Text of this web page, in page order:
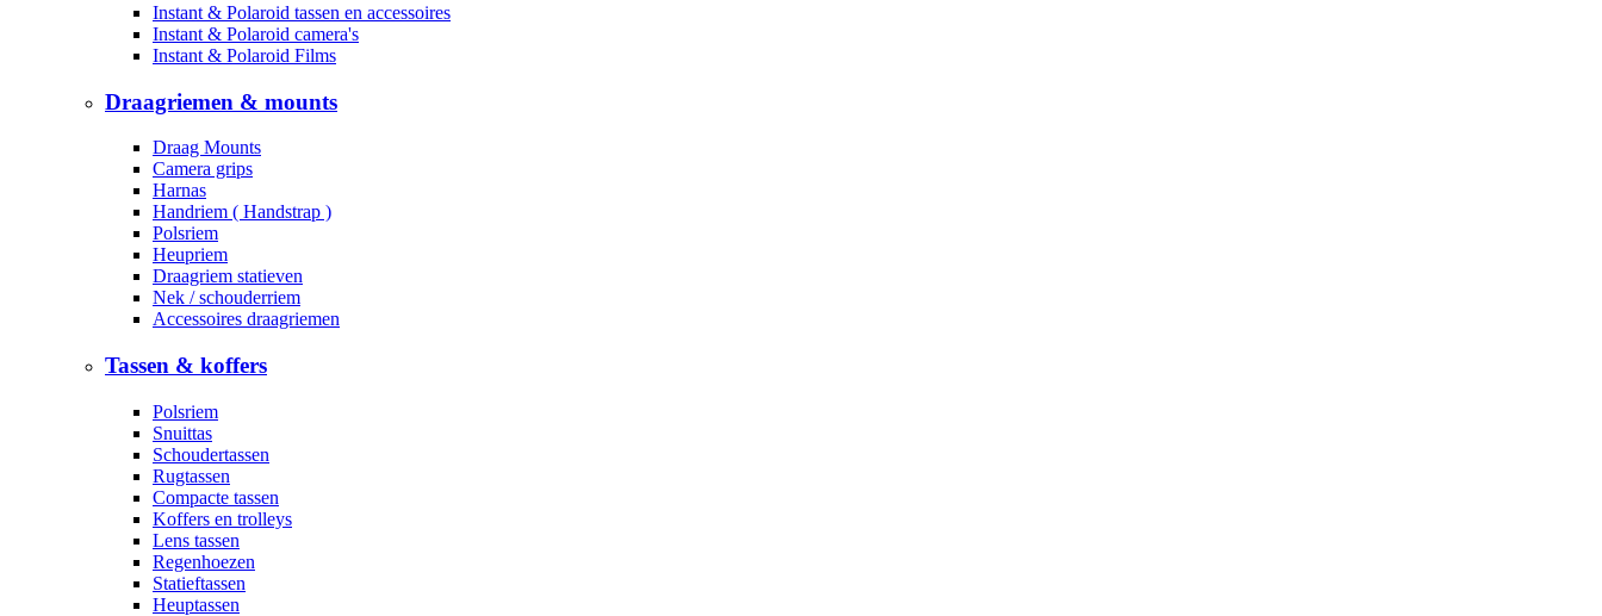
Instant & Polaroid tassen en accessoires
Instant & Polaroid camera's
Instant & Polaroid Films
Draagriemen & mounts
Draag Mounts
Camera grips
Harnas
Handriem ( Handstrap )
Polsriem
Heupriem
Draagriem statieven
Nek / schouderriem
Accessoires draagriemen
Tassen & koffers
Polsriem
Snuittas
Schoudertassen
Rugtassen
Compacte tassen
Koffers en trolleys
Lens tassen
Regenhoezen
Statieftassen
Heuptassen